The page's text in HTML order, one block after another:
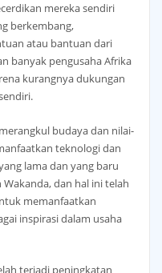
mereka sendiri
berkembang,
atau bantuan dari
banyak pengusaha Afrika
kurangnya dukungan
budaya dan nilai-
teknologi dan
lama dan yang baru
dan hal ini telah
memanfaatkan
inspirasi dalam usaha
terjadi peningkatan